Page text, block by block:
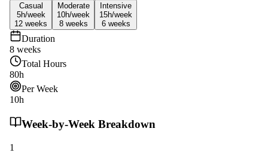
Casual
5h/week
12 weeks
Moderate
10h/week
8 weeks
Intensive
15h/week
6 weeks
Duration
8 weeks
Total Hours
80h
Per Week
10h
Week-by-Week Breakdown
1